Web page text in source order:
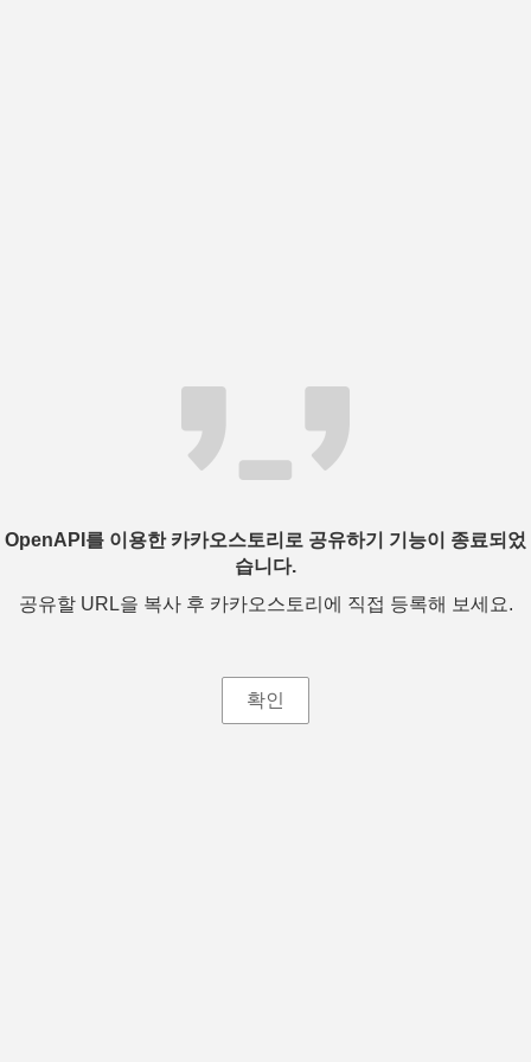
OpenAPI를 이용한 카카오스토리로 공유하기 기능이 종료되었
습니다.
공유할 URL을 복사 후 카카오스토리에 직접 등록해 보세요.
확인